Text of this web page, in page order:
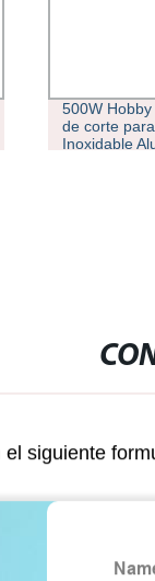
H62 H65
aluminio
Liner
siguiente